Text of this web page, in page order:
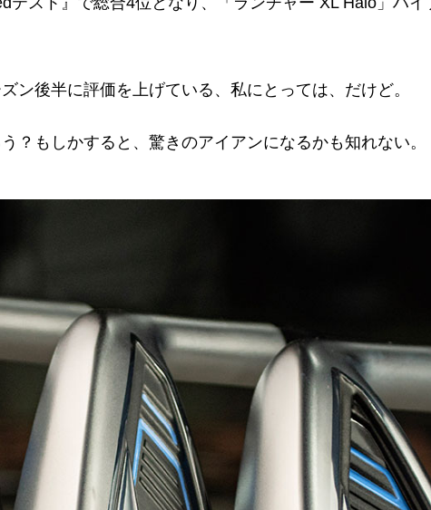
ン後半に評価を上げている、私にとっては、だけど。
？もしかすると、驚きのアイアンになるかも知れない。